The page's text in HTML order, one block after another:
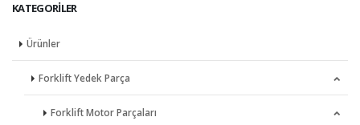
KATEGORILER
Ürünler
Forklift Yedek Parça
Forklift Motor Parçaları